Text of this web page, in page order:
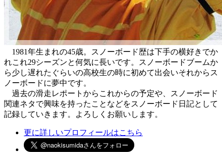
1981年生まれの45歳。スノーボード歴は下手の横好きでか
れこれ29シーズンと何気に長いです。スノーボードブームか
ら少し遅れたぐらいの高校生の時に初めて出会いそれからス
ノーボードに夢中です。
過去の滑走レポートからこれからの予定や、スノーボード
関連ネタで興味を持ったことなどをスノーボード日記として
記録していきます。よろしくお願いします。
更に詳しいプロフィールはこちら